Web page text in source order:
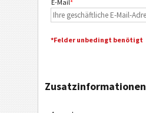
E-Mail*
*Felder unbedingt benötigt
Zusatzinformationen